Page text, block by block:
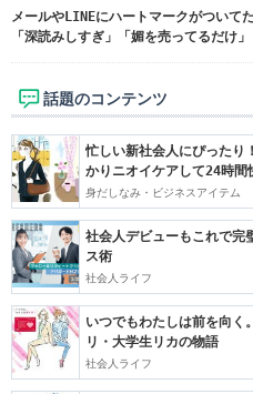
メールやLINEにハートマークがつい
「深読みしすぎ」「媚を売ってるだけ」
話題のコンテンツ
忙しい新社会人にぴったり
かりニオイケアして24時間
身だしなみ・ビジネスアイテム
社会人デビューもこれで
ス術
社会人ライフ
いつでもわたしは前を向く
リ・大学生リカの物語
社会人ライフ